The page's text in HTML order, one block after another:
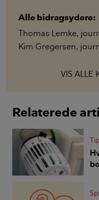
Alle bidragsydere:
Thomas Lemke,
Kim Gregersen,
VIS ALLE
Relaterede